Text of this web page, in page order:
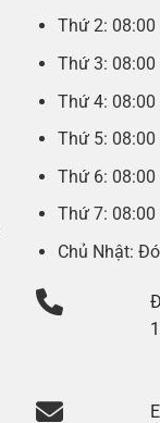
Thứ 2: 08:00
Thứ 3: 08:00
Thứ 4: 08:00
Thứ 5: 08:00
Thứ 6: 08:00
Thứ 7: 08:00
Chủ Nhật: